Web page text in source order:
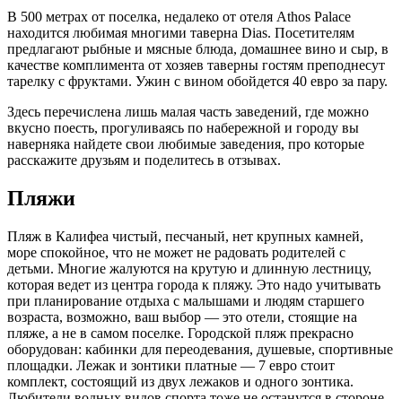
В 500 метрах от поселка, недалеко от отеля Athos Palace
находится любимая многими таверна Dias. Посетителям
предлагают рыбные и мясные блюда, домашнее вино и сыр, в
качестве комплимента от хозяев таверны гостям преподнесут
тарелку с фруктами. Ужин с вином обойдется 40 евро за пару.
Здесь перечислена лишь малая часть заведений, где можно
вкусно поесть, прогуливаясь по набережной и городу вы
наверняка найдете свои любимые заведения, про которые
расскажите друзьям и поделитесь в отзывах.
Пляжи
Пляж в Калифеа чистый, песчаный, нет крупных камней,
море спокойное, что не может не радовать родителей с
детьми. Многие жалуются на крутую и длинную лестницу,
которая ведет из центра города к пляжу. Это надо учитывать
при планирование отдыха с малышами и людям старшего
возраста, возможно, ваш выбор — это отели, стоящие на
пляже, а не в самом поселке. Городской пляж прекрасно
оборудован: кабинки для переодевания, душевые, спортивные
площадки. Лежак и зонтики платные — 7 евро стоит
комплект, состоящий из двух лежаков и одного зонтика.